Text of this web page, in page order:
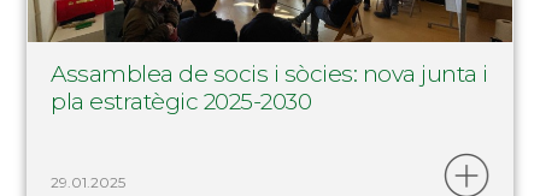
Assamblea de socis i sòcies: nova junta i
pla estratègic 2025-2030
29.01.2025